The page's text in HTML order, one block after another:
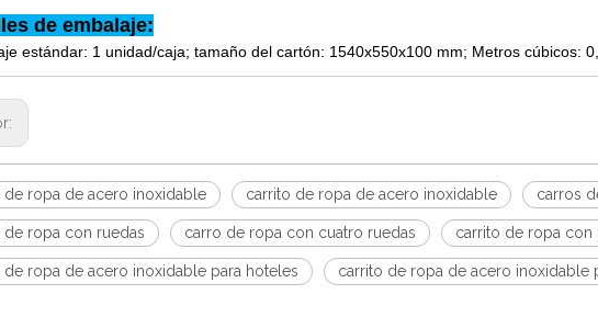
de embalaje:
estándar: 1 unidad/caja; tamaño del cartón: 1540x550x100 mm; Metros cúbicos:
de ropa de acero inoxidable carrito de ropa de acero inoxidable carros
de ropa con ruedas carro de ropa con cuatro ruedas carrito de ropa con
de ropa de acero inoxidable para hoteles carrito de ropa de acero inoxidable